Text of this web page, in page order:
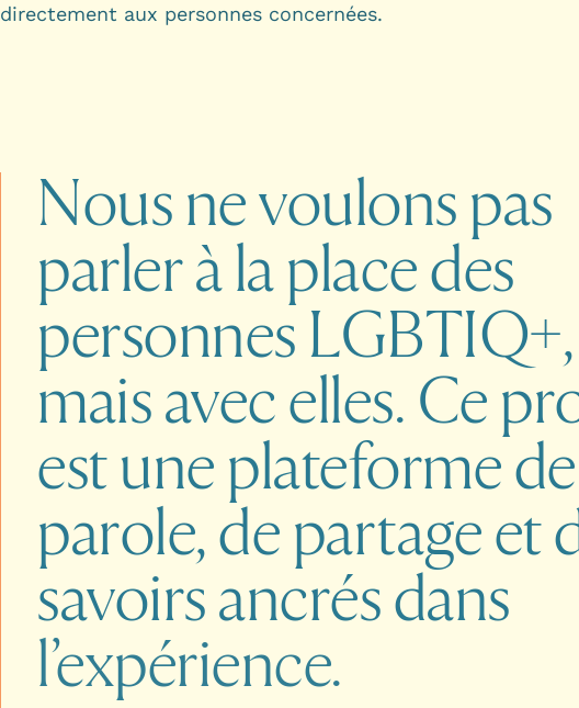
directement aux personnes concernées.
Nousnevoulonspas
parleràlaplacedes
personnesLGBTIQ+,
maisavecelles. Ce
estuneplateformede
parole,departageet
savoirsancrésdans
l’expérience.